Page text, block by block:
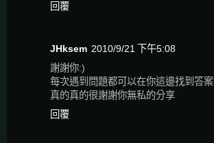
回覆
JHksem 2010/9/21 下午5:08
謝謝你:)
每次遇到問題都可以在你這邊找到答案
真的真的很謝謝你無私的分享
回覆